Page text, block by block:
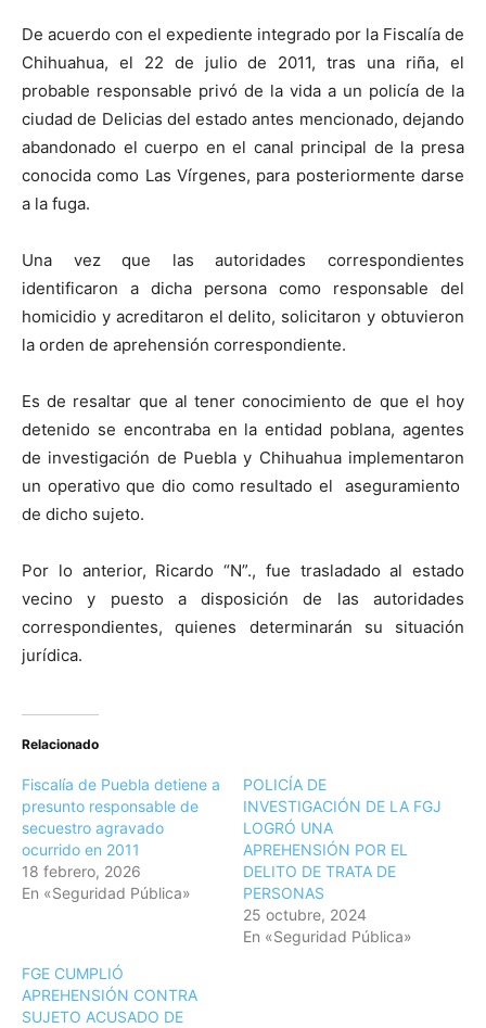
De acuerdo con el expediente integrado por la Fiscalía de
Chihuahua, el 22 de julio de 2011, tras una riña, el
probable responsable privó de la vida a un policía de la
ciudad de Delicias del estado antes mencionado, dejando
abandonado el cuerpo en el canal principal de la presa
conocida como Las Vírgenes, para posteriormente darse
a la fuga.
Una vez que las autoridades correspondientes
identificaron a dicha persona como responsable del
homicidio y acreditaron el delito, solicitaron y obtuvieron
la orden de aprehensión correspondiente.
Es de resaltar que al tener conocimiento de que el hoy
detenido se encontraba en la entidad poblana, agentes
de investigación de Puebla y Chihuahua implementaron
un operativo que dio como resultado el aseguramiento
de dicho sujeto.
Por lo anterior, Ricardo “N”., fue trasladado al estado
vecino y puesto a disposición de las autoridades
correspondientes, quienes determinarán su situación
jurídica.
Relacionado
Fiscalía de Puebla detiene a
presunto responsable de
secuestro agravado
ocurrido en 2011
18 febrero, 2026
En «Seguridad Pública»
POLICÍA DE
INVESTIGACIÓN DE LA FGJ
LOGRÓ UNA
APREHENSIÓN POR EL
DELITO DE TRATA DE
PERSONAS
25 octubre, 2024
En «Seguridad Pública»
FGE CUMPLIÓ
APREHENSIÓN CONTRA
SUJETO ACUSADO DE